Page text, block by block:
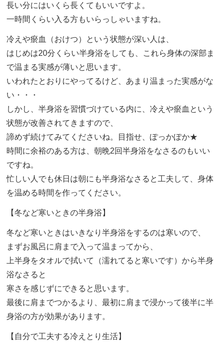
長い分にはいくら長くてもいいですよ。
一時間くらい入る方もいらっしゃいますね。
冷えや瘀血（おけつ）という状態が深い人は、
はじめは20分くらい半身浴をしても、これら身体の深部ま
で温まる実感が薄いと思います。
いわれたとおりにやってるけど、あまり温まった実感がな
い・・・
しかし、半身浴を習慣づけている内に、冷えや瘀血という
状態が改善されてきますので、
諦めず続けてみてくださいね。目指せ、ぽっかぽか★
時間に余裕のある方は、朝晩2回半身浴をなさるのもいい
ですね。
忙しい人でも休日は朝にも半身浴なさると工夫して、身体
を温める時間を作ってください。
【冬など寒いときの半身浴】
冬など寒いときはいきなり半身浴をするのは寒いので、
まずお風呂に肩まで入って温まってから、
上半身をタオルで拭いて（濡れてると寒いです）から半身
浴なさると
寒さを感じずにできると思います。
最後に肩までつかるより、最初に肩まで浸かって後半に半
身浴の方が効果があります。
【自分で工夫する冷えとり生活】